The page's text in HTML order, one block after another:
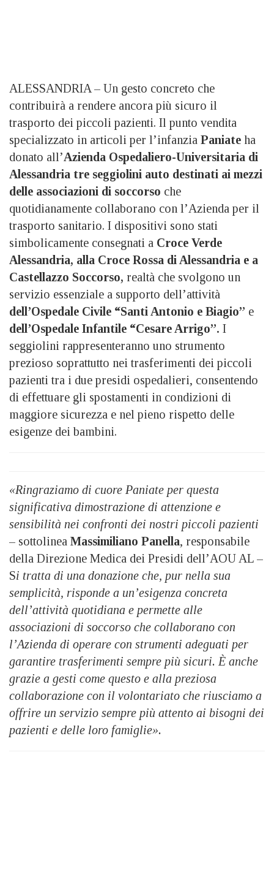
ALESSANDRIA – Un gesto concreto che
contribuirà a rendere ancora più sicuro il
trasporto dei piccoli pazienti. Il punto vendita
specializzato in articoli per l’infanzia Paniate ha
donato all’Azienda Ospedaliero-Universitaria di
Alessandria tre seggiolini auto destinati ai mezzi
delle associazioni di soccorso che
quotidianamente collaborano con l’Azienda per il
trasporto sanitario. I dispositivi sono stati
simbolicamente consegnati a Croce Verde
Alessandria, alla Croce Rossa di Alessandria e a
Castellazzo Soccorso, realtà che svolgono un
servizio essenziale a supporto dell’attività
dell’Ospedale Civile “Santi Antonio e Biagio” e
dell’Ospedale Infantile “Cesare Arrigo”. I
seggiolini rappresenteranno uno strumento
prezioso soprattutto nei trasferimenti dei piccoli
pazienti tra i due presidi ospedalieri, consentendo
di effettuare gli spostamenti in condizioni di
maggiore sicurezza e nel pieno rispetto delle
esigenze dei bambini.
«Ringraziamo di cuore Paniate per questa
significativa dimostrazione di attenzione e
sensibilità nei confronti dei nostri piccoli pazienti
– sottolinea Massimiliano Panella, responsabile
della Direzione Medica dei Presidi dell’AOU AL –
Si tratta di una donazione che, pur nella sua
semplicità, risponde a un’esigenza concreta
dell’attività quotidiana e permette alle
associazioni di soccorso che collaborano con
l’Azienda di operare con strumenti adeguati per
garantire trasferimenti sempre più sicuri. È anche
grazie a gesti come questo e alla preziosa
collaborazione con il volontariato che riusciamo a
offrire un servizio sempre più attento ai bisogni dei
pazienti e delle loro famiglie».